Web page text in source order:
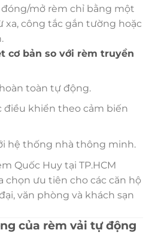
mở rèm chỉ bằng một
công tắc gắn tường hoặc
cơ bản so với rèm truyền
toàn tự động.
điều khiển theo cảm biến
hệ thống nhà thông minh.
Quốc Huy tại TP.HCM
chọn ưu tiên cho các căn hộ
văn phòng và khách sạn
của rèm vải tự động